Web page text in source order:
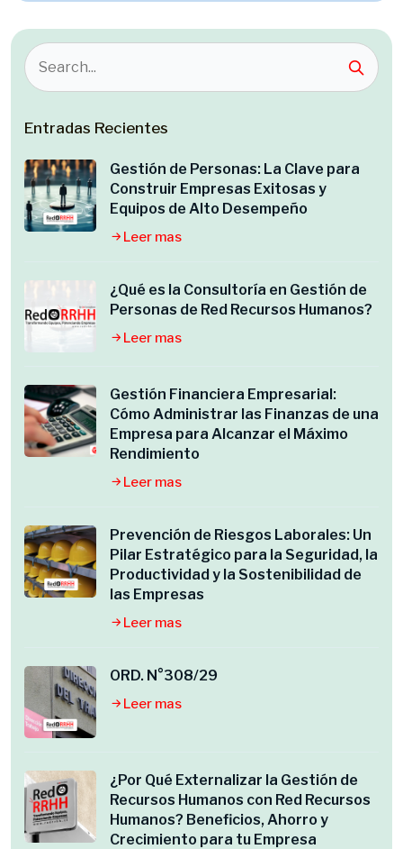
Entradas Recientes
Gestión de Personas: La Clave para
Construir Empresas Exitosas y
Equipos de Alto Desempeño
Leer mas
¿Qué es la Consultoría en Gestión de
Personas de Red Recursos Humanos?
Leer mas
Gestión Financiera Empresarial:
Cómo Administrar las Finanzas de una
Empresa para Alcanzar el Máximo
Rendimiento
Leer mas
Prevención de Riesgos Laborales: Un
Pilar Estratégico para la Seguridad, la
Productividad y la Sostenibilidad de
las Empresas
Leer mas
ORD. N°308/29
Leer mas
¿Por Qué Externalizar la Gestión de
Recursos Humanos con Red Recursos
Humanos? Beneficios, Ahorro y
Crecimiento para tu Empresa